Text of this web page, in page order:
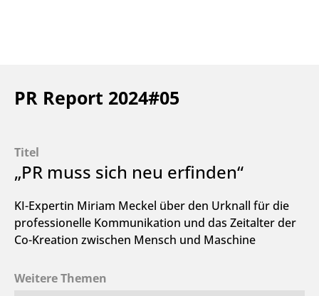
PR Report 2024#05
Titel
„PR muss sich neu erfinden“
KI-Expertin Miriam Meckel über den Urknall für die
professionelle Kommunikation und das Zeitalter der
Co-Kreation zwischen Mensch und Maschine
Weitere Themen